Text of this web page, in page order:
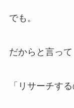
でも。
だからと言って
「リサーチす